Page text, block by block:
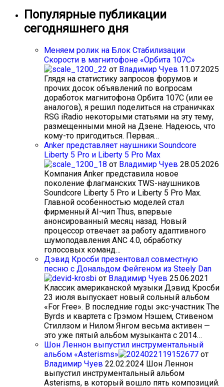
Популярные публикации
сегодняшнего дня
Меняем ролик на Блок Стабилизации
Скорости в магнитофоне «Орбита 107С»
от Владимир Чуев 11.07.2025
Глядя на статистику запросов форумов и
прочих досок объявлений по вопросам
доработок магнитофона Орбита 107С (или ее
аналогов), я решил поделиться на страничках
RSG iRadio некоторыми статьями на эту тему,
размещенными мной на Дзене. Надеюсь, что
кому-то пригодиться. Первая…
Anker представляет наушники Soundcore
Liberty 5 Pro и Liberty 5 Pro Max
от Владимир Чуев 28.05.2026
Компания Anker представила новое
поколение флагманских TWS-наушников
Soundcore Liberty 5 Pro и Liberty 5 Pro Max.
Главной особенностью моделей стал
фирменный AI-чип Thus, впервые
анонсированный месяц назад. Новый
процессор отвечает за работу адаптивного
шумоподавления ANC 4.0, обработку
голосовых команд…
Дэвид Кросби презентовал совместную
песню с Дональдом Фейгеном из Steely Dan
от Владимир Чуев 25.06.2021
Классик американской музыки Дэвид Кросби
23 июля выпускает новый сольный альбом
«For Free». В последние годы экс-участник The
Byrds и квартета с Грэмом Нэшем, Стивеном
Стиллзом и Нилом Янгом весьма активен —
это уже пятый альбом музыканта с 2014…
Шон Леннон выпустил инструментальный
альбом «Asterisms»
от
Владимир Чуев 22.02.2024 Шон Леннон
выпустил инструментальный альбом
Asterisms, в который вошло пять композиций.